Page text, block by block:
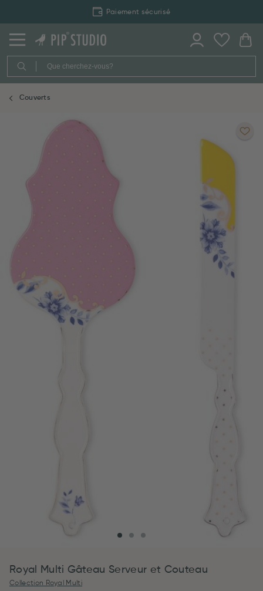
Paiement sécurisé
Couverts
Royal Multi Gâteau Serveur et Couteau
Collection Royal Multi